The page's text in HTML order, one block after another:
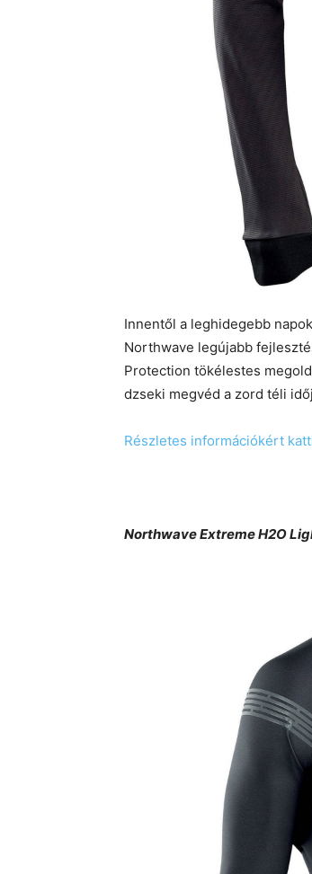
Innentől a leghidegebb
Northwave legújabb
Protection tökélestes
dzseki megvéd a zord téli
Részletes információkért
Northwave Extreme H2O